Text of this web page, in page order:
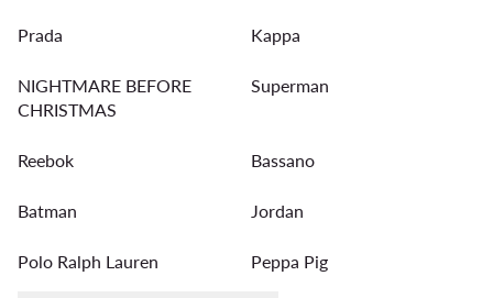
Prada Kappa
NIGHTMARE BEFORE
CHRISTMAS
Superman
Reebok Bassano
Batman Jordan
Polo Ralph Lauren Peppa Pig